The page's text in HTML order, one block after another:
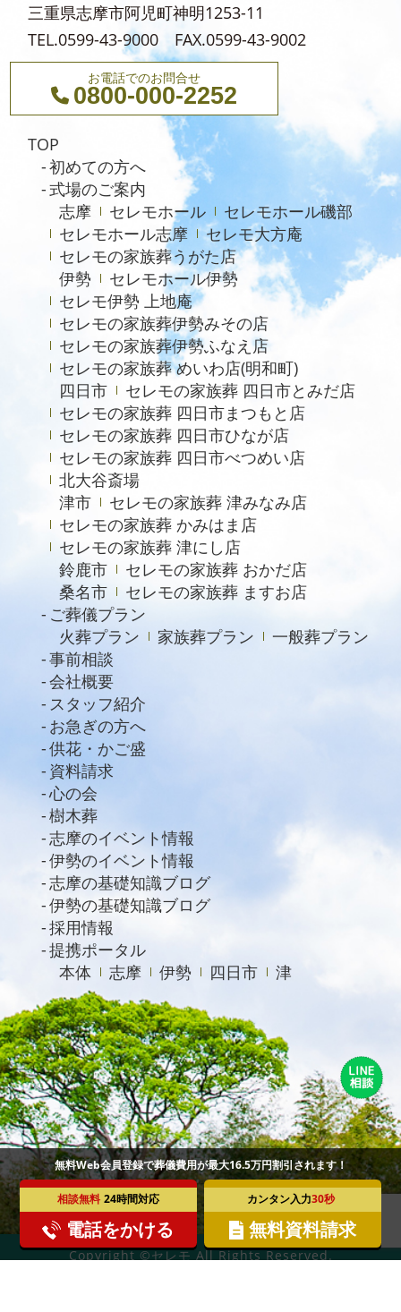
無料Web会員登録で葬儀費用が最大16.5万円割引されます！
相談無料 24時間対応
電話をかける
カンタン入力30秒
無料資料請求
三重県志摩市阿児町神明1253-11
TEL.0599-43-9000 FAX.0599-43-9002
お電話でのお問合せ
0800-000-2252
TOP
初めての方へ
式場のご案内
志摩
セレモホール
セレモホール磯部
セレモホール志摩
セレモ大方庵
セレモの家族葬うがた店
伊勢
セレモホール伊勢
セレモ伊勢 上地庵
セレモの家族葬伊勢みその店
セレモの家族葬伊勢ふなえ店
セレモの家族葬 めいわ店(明和町)
四日市
セレモの家族葬 四日市とみだ店
セレモの家族葬 四日市まつもと店
セレモの家族葬 四日市ひなが店
セレモの家族葬 四日市べつめい店
北大谷斎場
津市
セレモの家族葬 津みなみ店
セレモの家族葬 かみはま店
セレモの家族葬 津にし店
鈴鹿市
セレモの家族葬 おかだ店
桑名市
セレモの家族葬 ますお店
ご葬儀プラン
火葬プラン
家族葬プラン
一般葬プラン
事前相談
会社概要
スタッフ紹介
お急ぎの方へ
供花・かご盛
資料請求
心の会
樹木葬
志摩のイベント情報
伊勢のイベント情報
志摩の基礎知識ブログ
伊勢の基礎知識ブログ
採用情報
提携ポータル
本体
志摩 伊勢 四日市 津
Copyright ©セレモ All Rights Reserved.